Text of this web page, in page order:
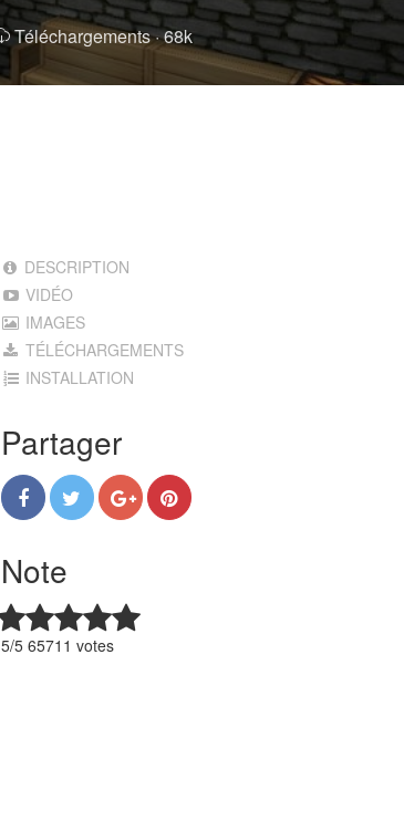
Téléchargements ·68k
DESCRIPTION
VIDÉO
IMAGES
TÉLÉCHARGEMENTS
INSTALLATION
Partager
Note
5/5 65711 votes